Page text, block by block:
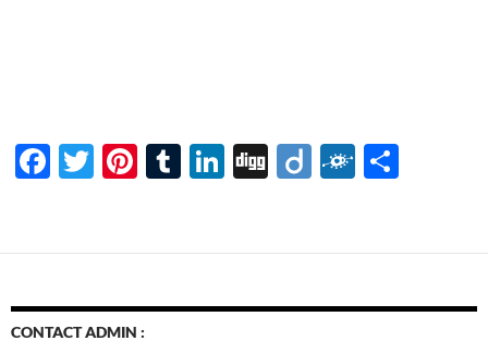
F
b
o
o
T
er
Pi
es
t
T
bl
r
Li
e
dI
Di Di F
d e
CONTACT ADMIN :